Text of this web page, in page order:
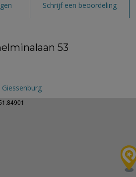
Schrijf een beoordeling
53
Giessenburg